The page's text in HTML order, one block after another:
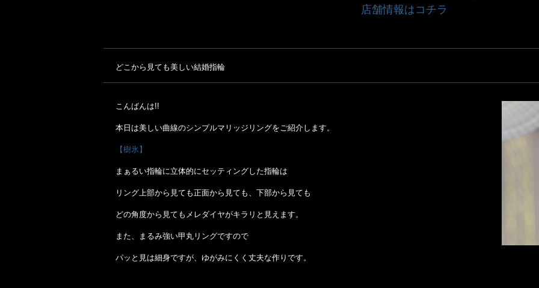
店舗情報はコチラ
どこから見ても美しい結婚指輪
こんばんは!!
本日は美しい曲線のシンプルマリッジリングをご紹介します。
【樹氷】
まぁるい指輪に立体的にセッティングした指輪は
リング上部から見ても正面から見ても、下部から見ても
どの角度から見てもメレダイヤがキラリと見えます。
また、まるみ強い甲丸リングですので
パッと見は細身ですが、ゆがみにくく丈夫な作りです。